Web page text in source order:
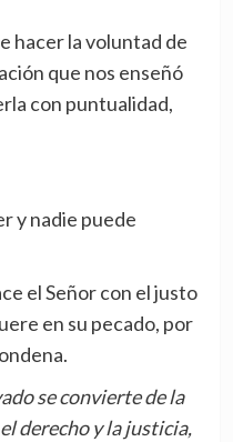
hacer la voluntad de
que nos enseñó
con puntualidad,
y nadie puede
el Señor con el justo
en su pecado, por
se convierte de la
derecho y la justicia,